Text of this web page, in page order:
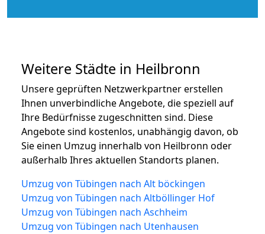
Weitere Städte in Heilbronn
Unsere geprüften Netzwerkpartner erstellen
Ihnen unverbindliche Angebote, die speziell auf
Ihre Bedürfnisse zugeschnitten sind. Diese
Angebote sind kostenlos, unabhängig davon, ob
Sie einen Umzug innerhalb von Heilbronn oder
außerhalb Ihres aktuellen Standorts planen.
Umzug von Tübingen nach Alt böckingen
Umzug von Tübingen nach Altböllinger Hof
Umzug von Tübingen nach Aschheim
Umzug von Tübingen nach Utenhausen